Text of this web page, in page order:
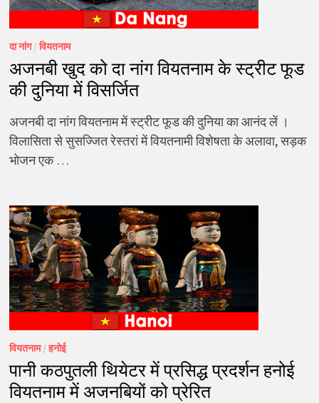
दा नांग/वियतनाम
अजनबी खुद को दा नांग वियतनाम के स्ट्रीट फूड
की दुनिया में विसर्जित
अजनबी दा नांग वियतनाम में स्ट्रीट फूड की दुनिया का आनंद लें ।
विलासिता से सुसज्जित रेस्तरां में वियतनामी विशेषता के अलावा, सड़क
भोजन एक …
वियतनाम/हनोई
पानी कठपुतली थियेटर में प्रसिद्ध प्रदर्शन हनोई
वियतनाम में अजनबियों को प्रेरित